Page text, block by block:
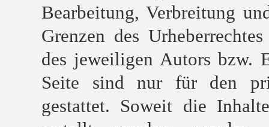
Bearbeitung, Verbreitung
Grenzen des
des jeweiligen Autors bzw.
Seite sind nur für den
gestattet. Soweit die